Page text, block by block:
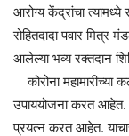
आरोग्य केंद्रांचा
रोहितदादा पवार मित्र
आलेल्या भव्य रक्तदान
कोरोना महामारीच्या
उपाययोजना करत आहेत.
प्रयत्न करत आहेत.